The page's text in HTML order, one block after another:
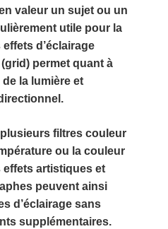
valeur un sujet ou un
utile pour la
d’éclairage
permet quant à
la lumière et
filtres couleur
ou la couleur
effets artistiques et
peuvent ainsi
d’éclairage sans
supplémentaires.